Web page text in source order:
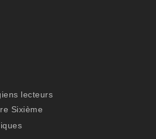
lecteurs
Sixième